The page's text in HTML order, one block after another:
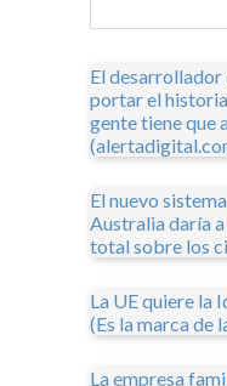
El
portar el
gente tiene que
El nuevo
Australia daría
total sobre los
La UE quiere la
(Es la marca de
La empresa